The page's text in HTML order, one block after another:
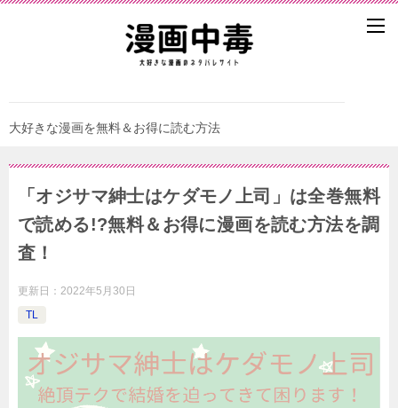
大好きな漫画を無料＆お得に読む方法
「オジサマ紳士はケダモノ上司」は全巻無料
で読める!?無料＆お得に漫画を読む⽅法を調
査！
更新日： 2022年5月30日
TL